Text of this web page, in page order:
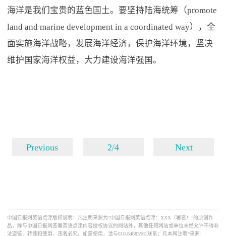
海洋是我们宝贵的蓝色国土。要坚持陆海统筹（promote
land and marine development in a coordinated way），全
面实施海洋战略，发展海洋经济，保护海洋环境，坚决
维护国家海洋权益，大力建设海洋强国。
Previous 2/4 Next
中国日报网英语点津版权说明：凡注明来源为“中国日报网英语点津：XXX（署名）”的原创作
品，除与中国日报网签署英语点津内容授权协议的网站外，其他任何网站或单位未经允许不得非
法盗链、转载和使用，违者必究。如需使用，请与010-84883561联系；凡本网注明“来源：